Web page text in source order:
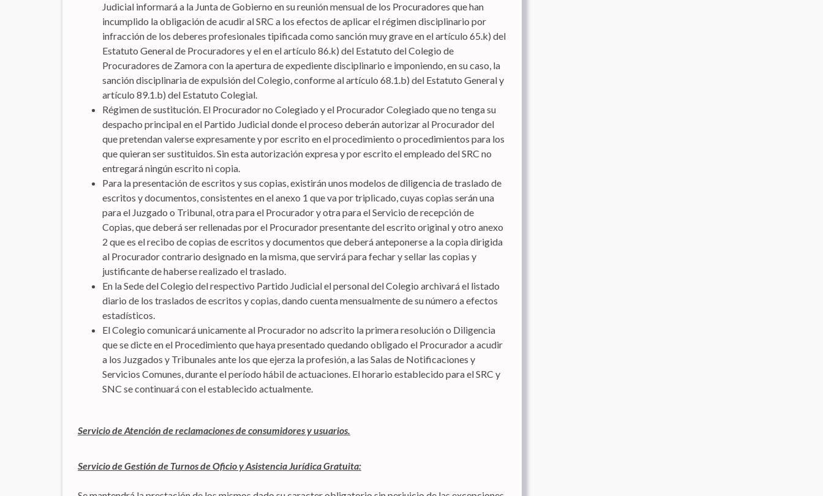
Judicial informará a la Junta de Gobierno en su reunión mensual de los Procuradores que han
incumplido la obligación de acudir al SRC a los efectos de aplicar el régimen disciplinario por
infracción de los deberes profesionales tipificada como sanción muy grave en el artículo 65.k) del
Estatuto General de Procuradores y el en el artículo 86.k) del Estatuto del Colegio de
Procuradores de Zamora con la apertura de expediente disciplinario e imponiendo, en su caso, la
sanción disciplinaria de expulsión del Colegio, conforme al artículo 68.1.b) del Estatuto General y
artículo 89.1.b) del Estatuto Colegial.
Régimen de sustitución. El Procurador no Colegiado y el Procurador Colegiado que no tenga su
despacho principal en el Partido Judicial donde el proceso deberán autorizar al Procurador del
que pretendan valerse expresamente y por escrito en el procedimiento o procedimientos para los
que quieran ser sustituidos. Sin esta autorización expresa y por escrito el empleado del SRC no
entregará ningún escrito ni copia.
Para la presentación de escritos y sus copias, existirán unos modelos de diligencia de traslado de
escritos y documentos, consistentes en el anexo 1 que va por triplicado, cuyas copias serán una
para el Juzgado o Tribunal, otra para el Procurador y otra para el Servicio de recepción de
Copias, que deberá ser rellenadas por el Procurador presentante del escrito original y otro anexo
2 que es el recibo de copias de escritos y documentos que deberá anteponerse a la copia dirigida
al Procurador contrario designado en la misma, que servirá para fechar y sellar las copias y
justificante de haberse realizado el traslado.
En la Sede del Colegio del respectivo Partido Judicial el personal del Colegio archivará el listado
diario de los traslados de escritos y copias, dando cuenta mensualmente de su número a efectos
estadísticos.
El Colegio comunicará unicamente al Procurador no adscrito la primera resolución o Diligencia
que se dicte en el Procedimiento que haya presentado quedando obligado el Procurador a acudir
a los Juzgados y Tribunales ante los que ejerza la profesión, a las Salas de Notificaciones y
Servicios Comunes, durante el período hábil de actuaciones. El horario establecido para el SRC y
SNC se continuará con el establecido actualmente.
Servicio de Atención de reclamaciones de consumidores y usuarios.
Servicio de Gestión de Turnos de Oficio y Asistencia Jurídica Gratuita: